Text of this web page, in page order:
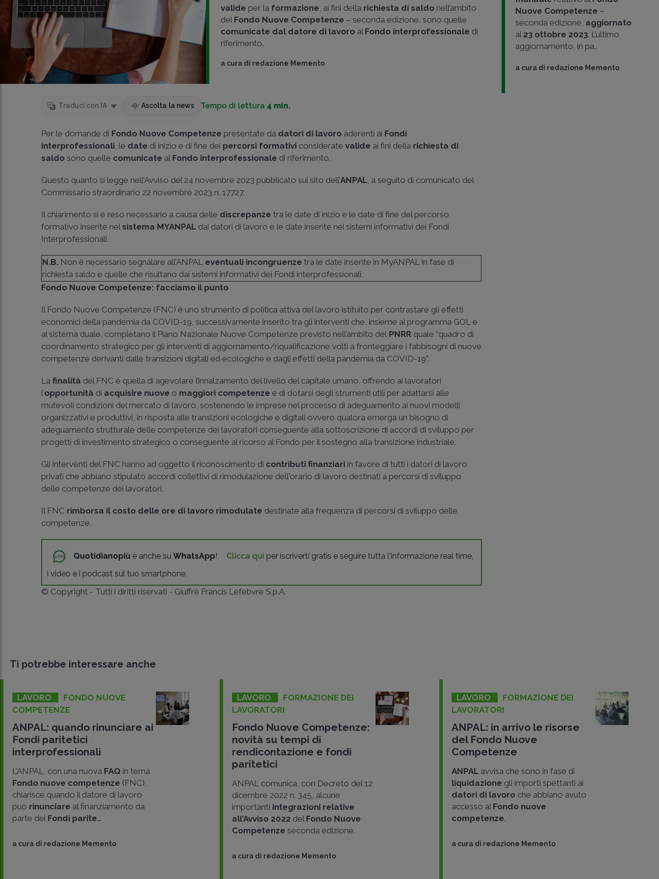
valide per la formazione, ai fini della richiesta di saldo nell’ambito
del Fondo Nuove Competenze – seconda edizione, sono quelle
comunicate dal datore di lavoro al Fondo interprofessionale di
riferimento.
a cura di redazione Memento
Traduci con IA Ascolta la news Tempo di lettura 4 min.
Per le domande di Fondo Nuove Competenze presentate da datori di lavoro aderenti ai Fondi
interprofessionali, le date di inizio e di fine dei percorsi formativi consideratevalide ai fini della richiesta di
saldo sono quelle comunicate al Fondo interprofessionale di riferimento.
Questo quanto si legge nell’Avviso del 24 novembre 2023 pubblicato sul sito dell’ANPAL, a seguito di comunicato del
Commissario straordinario 22 novembre 2023 n. 17727.
Il chiarimento si è reso necessario a causa delle discrepanzetra le date di inizio e le date di fine del percorso
formativo inserite nel sistema MYANPAL dai datori di lavoro e le date inserite nei sistemi informativi dei Fondi
Interprofessionali.
N.B. Non è necessario segnalare all’ANPAL eventuali incongruenze tra le date inserite in MyANPAL in fase di
richiesta saldo e quelle che risultano dai sistemi informativi dei Fondi interprofessionali.
Fondo Nuove Competenze: facciamo il punto
Il Fondo Nuove Competenze (FNC) è uno strumento di politica attiva del lavoro istituito per contrastare gli effetti
economici della pandemia da COVID-19, successivamente inserito tra gli interventi che, insieme al programma GOL e
al sistema duale, completano il Piano Nazionale Nuove Competenze previsto nell’ambito del PNRR quale “quadro di
coordinamento strategico per gli interventi di aggiornamento/riqualificazione volti a fronteggiare i fabbisogni di nuove
competenze derivanti dalle transizioni digitali ed ecologiche e dagli effetti della pandemia da COVID-19”.
Lafinalità del FNC è quella di agevolare l’innalzamento del livello del capitale umano, offrendo ai lavoratori
l’opportunità di acquisire nuove o maggiori competenzee di dotarsi degli strumenti utili per adattarsi alle
mutevoli condizioni del mercato di lavoro, sostenendo le imprese nel processo di adeguamento ai nuovi modelli
organizzativi e produttivi, in risposta alle transizioni ecologiche e digitali ovvero qualora emerga un bisogno di
adeguamento strutturale delle competenze dei lavoratori conseguente alla sottoscrizione di accordi di sviluppo per
progetti di investimento strategico o conseguente al ricorso al Fondo per il sostegno alla transizione industriale.
Gli interventi del FNC hanno ad oggetto il riconoscimento di contributi finanziari in favore di tutti i datori di lavoro
privati che abbiano stipulato accordi collettivi di rimodulazione dell'orario di lavoro destinati a percorsi di sviluppo
delle competenze dei lavoratori.
Il FNC rimborsa il costo delle ore di lavoro rimodulate destinate alla frequenza di percorsi di sviluppo delle
competenze.
Quotidianopiù è anche suWhatsApp! Clicca qui per iscriverti gratis e seguire tutta l'informazione real time,
i video e i podcast sul tuo smartphone.
© Copyright - Tutti i diritti riservati - Giuffrè Francis Lefebvre S.p.A.
Nuove Competenze –
seconda edizione, aggiornato
al 23 ottobre 2023. L’ultimo
aggiornamento, in pa..
a cura di redazione Memento
Ti potrebbe interessare anche
LAVORO
FONDO NUOVE
COMPETENZE
ANPAL: quando rinunciare ai
Fondi paritetici
interprofessionali
L’ANPAL, con una nuova FAQ in tema
Fondo nuove competenze (FNC),
chiarisce quando il datore di lavoro
può rinunciare al finanziamento da
parte dei Fondi parite..
a cura di redazione Memento
LAVORO
FORMAZIONE DEI
LAVORATORI
Fondo Nuove Competenze:
novità su tempi di
rendicontazione e fondi
paritetici
ANPAL comunica, con Decreto del 12
dicembre 2022 n. 345, alcune
importanti integrazioni relative
all’Avviso 2022 del Fondo Nuove
Competenze seconda edizione.
a cura di redazione Memento
LAVORO
FORMAZIONE DEI
LAVORATORI
ANPAL: in arrivo le risorse
del Fondo Nuove
Competenze
ANPAL avvisa che sono in fase di
liquidazione gli importi spettanti ai
datori di lavoro che abbiano avuto
accesso al Fondo nuove
competenze.
a cura di redazione Memento